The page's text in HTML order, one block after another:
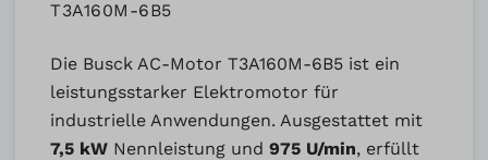
T3A160M-6B5
Die Busck AC-Motor T3A160M-6B5 ist ein
leistungsstarker Elektromotor für
industrielle Anwendungen. Ausgestattet mit
7,5 kW Nennleistung und 975 U/min, erfüllt